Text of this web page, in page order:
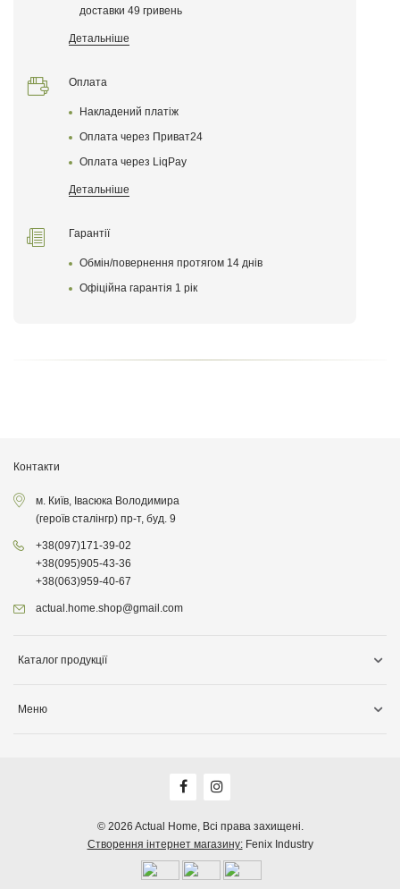
Поставте оцінку товару
доставки 49 гривень
Детальніше
Оплата
Накладений платіж
Оплата через Приват24
Оплата через LiqPay
Детальніше
Гарантії
Обмін/повернення протягом 14 днів
Офіційна гарантія 1 рік
Контакти
м. Київ, Івасюка Володимира
(героїв сталінгр) пр-т, буд. 9
+38(097)171-39-02
+38(095)905-43-36
+38(063)959-40-67
actual.home.shop@gmail.com
Каталог продукції
Декор для дому
Меню
Оплата, доставка
Гарантія, повернення, обмін
© 2026 Actual Home, Всі права захищені.
Створення інтернет магазину: Fenix Industry